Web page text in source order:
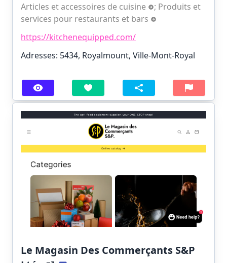
Articles et accessoires de cuisine ; Produits et
services pour restaurants et bars
https://kitchenequipped.com/
Adresses: 5434, Royalmount, Ville-Mont-Royal
Le Magasin Des Commerçants S&P